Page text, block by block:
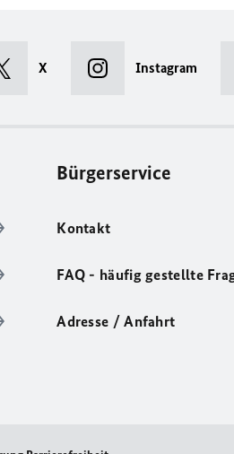
X Instagram
Bürgerservice
Kontakt
FAQ - häufig gestellte
Adresse / Anfahrt